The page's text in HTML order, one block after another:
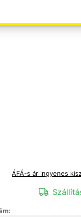
ÁFÁ-s ár ingyenes